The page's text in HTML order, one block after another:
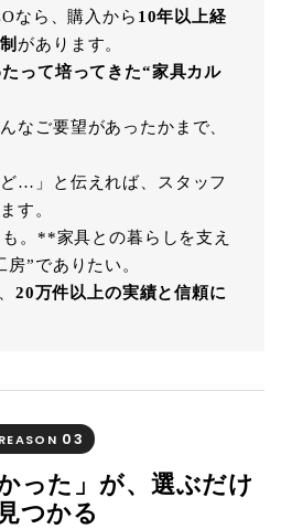
なら、購入から 10年以上経
があります。
って培ってきた“家具カル
なご要望があったかまで、
ど…」と伝えれば、スタッフ
す。
。**家具との暮らしを支え
”でありたい。
20万件以上の実績と信頼に
REASON 03
った」が、選ぶだけ
つかる